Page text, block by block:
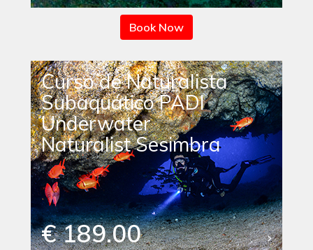
Book Now
Curso de Naturalista
Subaquático PADI
Underwater
Naturalist Sesimbra
€ 189.00